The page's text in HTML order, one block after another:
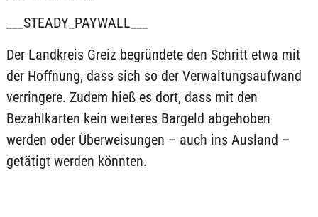
___STEADY_PAYWALL___
Der Landkreis Greiz begründete den Schritt etwa mit
der Hoffnung, dass sich so der Verwaltungsaufwand
verringere. Zudem hieß es dort, dass mit den
Bezahlkarten kein weiteres Bargeld abgehoben
werden oder Überweisungen – auch ins Ausland –
getätigt werden könnten.